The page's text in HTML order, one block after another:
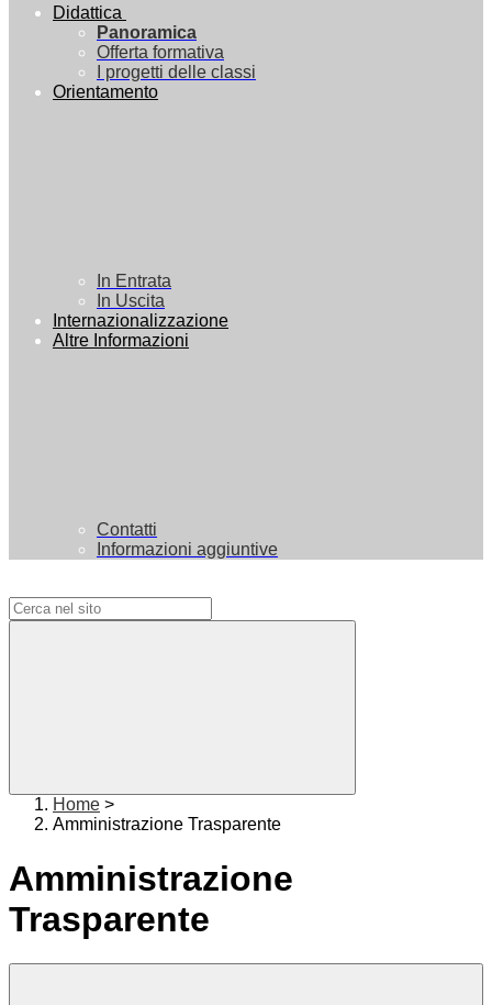
Didattica
Panoramica
Offerta formativa
I progetti delle classi
Orientamento
In Entrata
In Uscita
Internazionalizzazione
Altre Informazioni
Contatti
Informazioni aggiuntive
Home >
Amministrazione Trasparente
Amministrazione
Trasparente